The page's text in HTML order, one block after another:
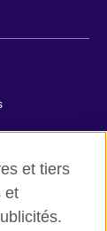
et tiers
et